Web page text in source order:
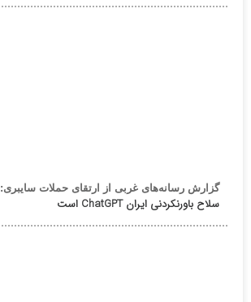
گزارش رسانه‌های غربی از ارتقای حملات سایبری:
سلاح باورنکردنی ایران ChatGPT است